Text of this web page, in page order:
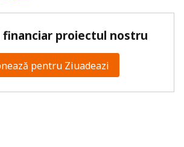
financiar proiectul nostru
pentru Ziuadeazi